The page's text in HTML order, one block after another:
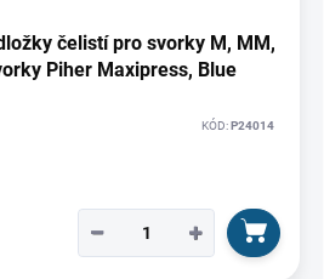
čelistí pro svorky M, MM,
Piher Maxipress, Blue
KÓD:P24014
+
−